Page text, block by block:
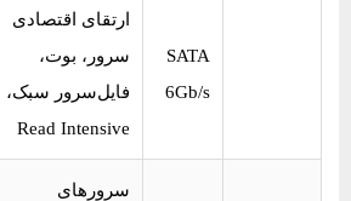
SATA
6Gb/s
ارتقای اقتصادی
سرور، بوت،
فایل‌سرور سبک،
Read Intensive
سرورهای